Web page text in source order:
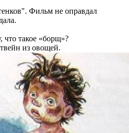
Фильм не оправдал
такое «борщ»?
из овощей.